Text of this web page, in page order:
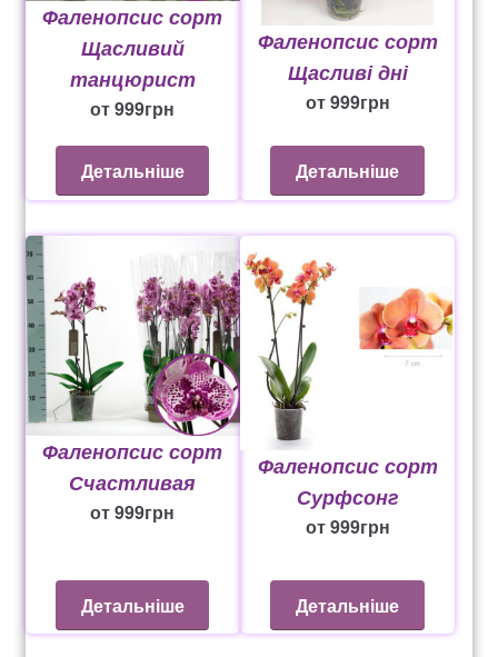
Фаленопсис сорт
Щасливий
танцюрист
от999грн
Детальніше
Фаленопсис сорт
Щасливі дні
от999грн
Детальніше
Фаленопсис сорт
Счастливая
от999грн
Детальніше
Фаленопсис сорт
Сурфсонг
от999грн
Детальніше